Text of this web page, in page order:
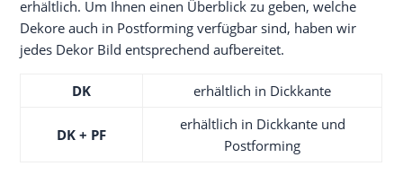
erhält­lich. Um Ihnen einen Über­blick zu geben, wel­che
Deko­re auch in Post­forming ver­füg­bar sind, haben wir
jedes Dekor Bild ent­spre­chend aufbereitet.
DK erhält­lich in Dickkante
DK + PF
erhält­lich in Dick­kan­te und
Postforming